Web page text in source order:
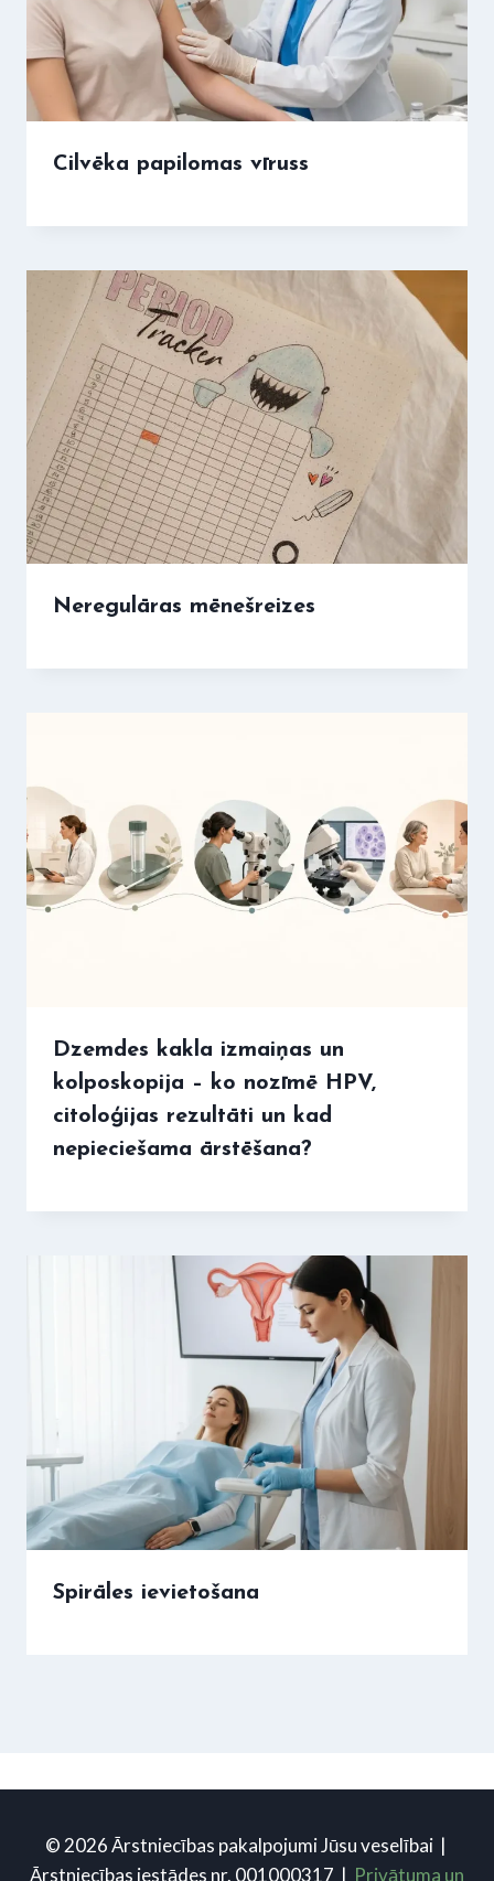
Cilvēka papilomas vīruss
Neregulāras mēnešreizes
Dzemdes kakla izmaiņas un
kolposkopija – ko nozīmē HPV,
citoloģijas rezultāti un kad
nepieciešama ārstēšana?
Spirāles ievietošana
© 2026 Ārstniecības pakalpojumi Jūsu veselībai |
Ārstniecības iestādes nr. 001000317 | Privātuma un